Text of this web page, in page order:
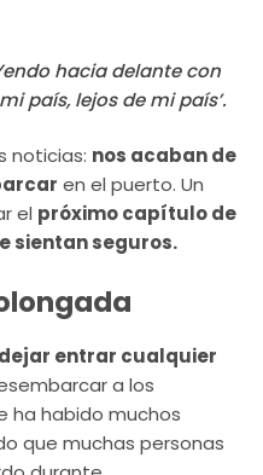
hacia delante con
país, lejos de mi país’.
noticias: nos acaban de
en el puerto. Un
el próximo capítulo de
sientan seguros.
dejar entrar cualquier
a los
ha habido muchos
que muchas personas